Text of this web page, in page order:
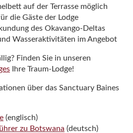
auf der Terrasse möglich
die Gäste der Lodge
des Okavango-Deltas
Wasseraktivitäten im Angebot
Finden Sie in unseren
Ihre Traum-Lodge!
über das Sanctuary Baines
(englisch)
zu Botswana (deutsch)